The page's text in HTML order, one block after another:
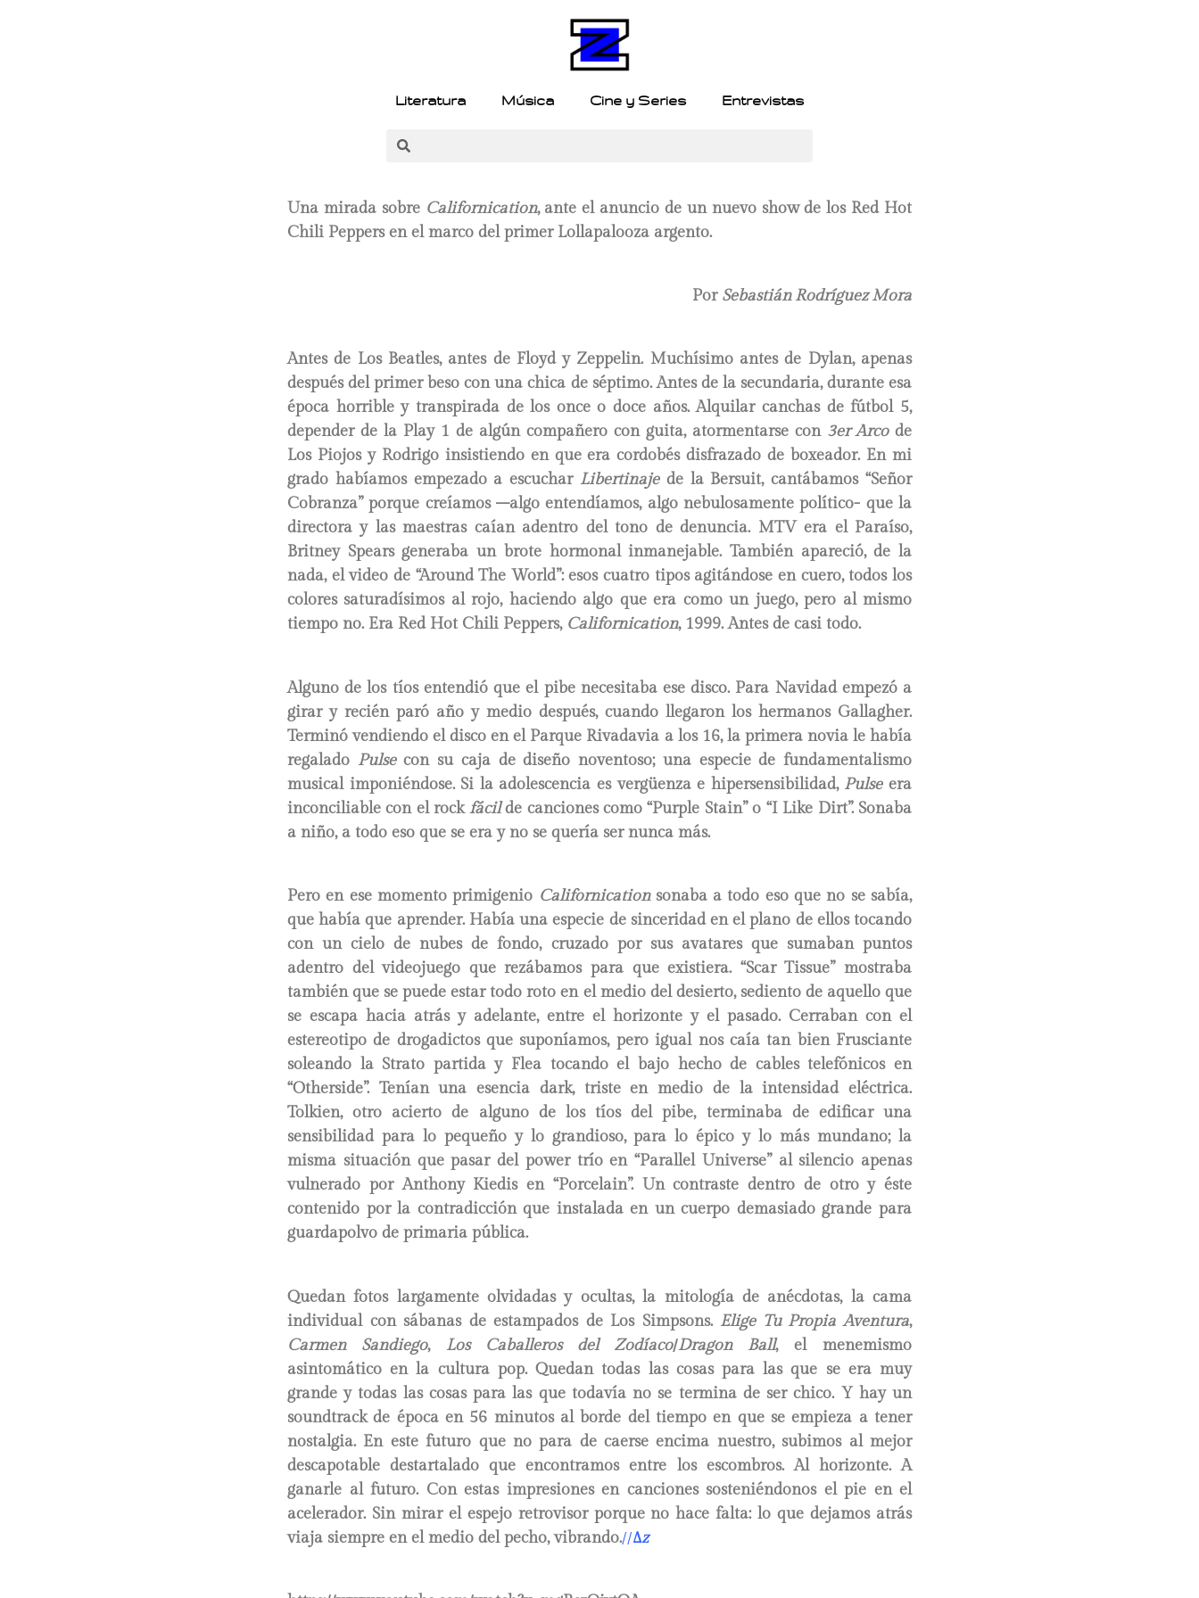
Literatura Música Cine y Series Entrevistas
Una mirada sobre Californication, ante el anuncio de un nuevo show de los Red Hot
Chili Peppers en el marco del primer Lollapalooza argento.
Por Sebastián Rodríguez Mora
Antes de Los Beatles, antes de Floyd y Zeppelin. Muchísimo antes de Dylan, apenas
después del primer beso con una chica de séptimo. Antes de la secundaria, durante esa
época horrible y transpirada de los once o doce años. Alquilar canchas de fútbol 5,
depender de la Play 1 de algún compañero con guita, atormentarse con 3er Arcode
Los Piojos y Rodrigo insistiendo en que era cordobés disfrazado de boxeador. En mi
grado habíamos empezado a escuchar Libertinajede la Bersuit, cantábamos “Señor
Cobranza” porque creíamos –algo entendíamos, algo nebulosamente político- que la
directora y las maestras caían adentro del tono de denuncia. MTV era el Paraíso,
Britney Spears generaba un brote hormonal inmanejable. También apareció, de la
nada, el video de “Around The World”: esos cuatro tipos agitándose en cuero, todos los
colores saturadísimos al rojo, haciendo algo que era como un juego, pero al mismo
tiempo no. Era Red Hot Chili Peppers, Californication, 1999. Antes de casi todo.
Alguno de los tíos entendió que el pibe necesitaba ese disco. Para Navidad empezó a
girar y recién paró año y medio después, cuando llegaron los hermanos Gallagher.
Terminó vendiendo el disco en el Parque Rivadavia a los 16, la primera novia le había
regalado Pulsecon su caja de diseño noventoso; una especie de fundamentalismo
musical imponiéndose. Si la adolescencia es vergüenza e hipersensibilidad, Pulseera
inconciliable con el rockfácilde canciones como “Purple Stain” o “I Like Dirt”. Sonaba
a niño, a todo eso que se era y no se quería ser nunca más.
Pero en ese momento primigenio Californicationsonaba a todo eso que no se sabía,
que había que aprender. Había una especie de sinceridad en el plano de ellos tocando
con un cielo de nubes de fondo, cruzado por sus avatares que sumaban puntos
adentro del videojuego que rezábamos para que existiera. “Scar Tissue” mostraba
también que se puede estar todo roto en el medio del desierto, sediento de aquello que
se escapa hacia atrás y adelante, entre el horizonte y el pasado. Cerraban con el
estereotipo de drogadictos que suponíamos, pero igual nos caía tan bien Frusciante
soleando la Strato partida y Flea tocando el bajo hecho de cables telefónicos en
“Otherside”. Tenían una esencia dark, triste en medio de la intensidad eléctrica.
Tolkien, otro acierto de alguno de los tíos del pibe, terminaba de edificar una
sensibilidad para lo pequeño y lo grandioso, para lo épico y lo más mundano; la
misma situación que pasar del power trío en “Parallel Universe” al silencio apenas
vulnerado por Anthony Kiedis en “Porcelain”. Un contraste dentro de otro y éste
contenido por la contradicción que instalada en un cuerpo demasiado grande para
guardapolvo de primaria pública.
Quedan fotos largamente olvidadas y ocultas, la mitología de anécdotas, la cama
individual con sábanas de estampados de Los Simpsons. Elige Tu Propia Aventura,
Carmen Sandiego, Los Caballeros del Zodíaco/Dragon Ball, el menemismo
asintomático en la cultura pop. Quedan todas las cosas para las que se era muy
grande y todas las cosas para las que todavía no se termina de ser chico. Y hay un
soundtrack de época en 56 minutos al borde del tiempo en que se empieza a tener
nostalgia. En este futuro que no para de caerse encima nuestro, subimos al mejor
descapotable destartalado que encontramos entre los escombros. Al horizonte. A
ganarle al futuro. Con estas impresiones en canciones sosteniéndonos el pie en el
acelerador. Sin mirar el espejo retrovisor porque no hace falta: lo que dejamos atrás
viaja siempre en el medio del pecho, vibrando.//∆z